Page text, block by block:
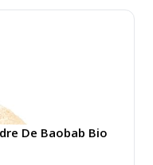
De Baobab Bio